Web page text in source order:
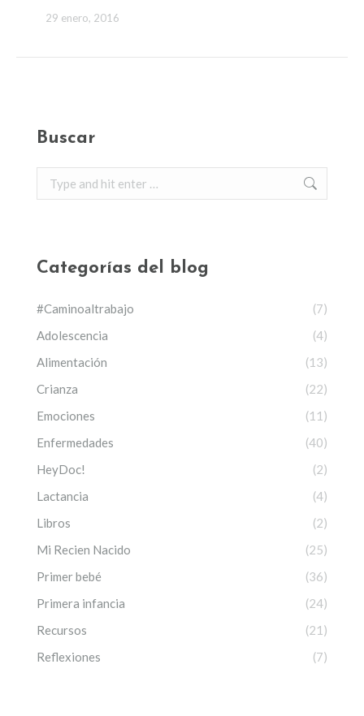
29 enero, 2016
Buscar
Search:
Categorías del blog
#Caminoaltrabajo
(7)
Adolescencia
(4)
Alimentación
(13)
Crianza
(22)
Emociones
(11)
Enfermedades
(40)
HeyDoc!
(2)
Lactancia
(4)
Libros
(2)
Mi Recien Nacido
(25)
Primer bebé
(36)
Primera infancia
(24)
Recursos
(21)
Reflexiones
(7)